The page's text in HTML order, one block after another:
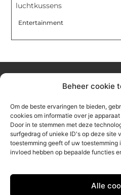
Beheer cookie
Om de beste ervaringen te bieden,
cookies om informatie over je
Door in te stemmen met deze
surfgedrag of unieke ID's op deze site
toestemming geeft of uw
invloed hebben op bepaalde functies
Alle
luchtkussens
Entertainment
Jouw gids voor inspiratie en
Ontdek een brede verzameling
om het meeste uit elke dag te
en verrassende inzichten.
Bericht categorie